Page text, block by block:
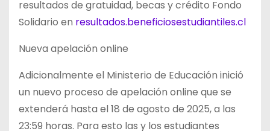
resultados de gratuidad, becas y crédito Fondo
Solidario en resultados.beneficiosestudiantiles.cl
Nueva apelación online
Adicionalmente el Ministerio de Educación inició
un nuevo proceso de apelación online que se
extenderá hasta el 18 de agosto de 2025, a las
23:59 horas. Para esto las y los estudiantes